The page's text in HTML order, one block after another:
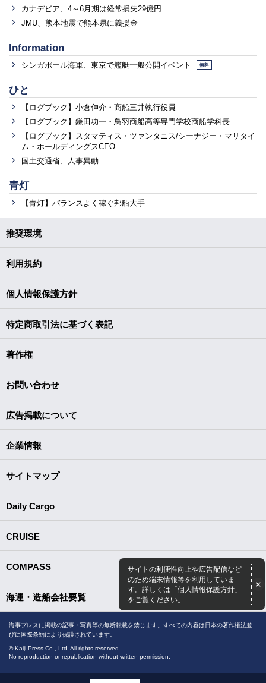
カナデビア、4～6月期は経常損失29億円
JMU、熊本地震で熊本県に義援金
Information
シンガポール海軍、東京で艦艇一般公開イベント 無料
ひと
【ログブック】小倉伸介・商船三井執行役員
【ログブック】鎌田功一・鳥羽商船高等専門学校商船学科長
【ログブック】スタマティス・ツァンタニス/シーナジー・マリタイ
ム・ホールディングスCEO
国土交通省、人事異動
青灯
【青灯】バランスよく稼ぐ邦船大手
サイトの利便性向上や広告配信など
のため端末情報等を利用していま
す。詳しくは「個人情報保護方針」
をご覧ください。
推奨環境
利用規約
個人情報保護方針
特定商取引法に基づく表記
著作権
お問い合わせ
広告掲載について
企業情報
サイトマップ
Daily Cargo
CRUISE
COMPASS
海運・造船会社要覧
海事プレスに掲載の記事・写真等の無断転載を禁じます。すべての内容は日本の著作権法並
びに国際条約により保護されています。
© Kaiji Press Co., Ltd. All rights reserved.
No reproduction or republication without written permission.